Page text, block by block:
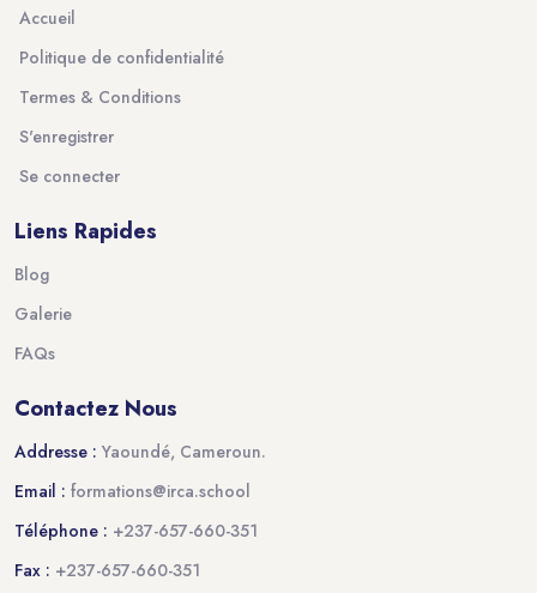
Accueil
Politique de confidentialité
Termes & Conditions
S'enregistrer
Se connecter
Liens Rapides
Blog
Galerie
FAQs
Contactez Nous
Addresse : Yaoundé, Cameroun.
Email : formations@irca.school
Téléphone : +237-657-660-351
Fax : +237-657-660-351